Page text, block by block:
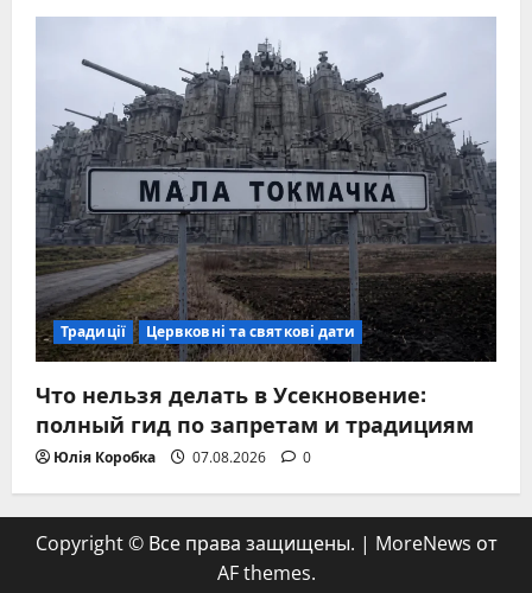
Традиції Цервковні та святкові дати
Что нельзя делать в Усекновение:
полный гид по запретам и традициям
Юлія Коробка 07.08.2026 0
Copyright © Все права защищены. | MoreNews от
AF themes.